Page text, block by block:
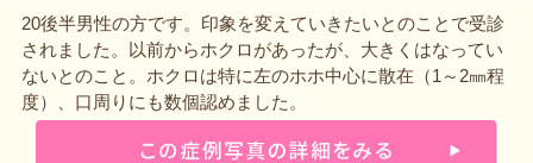
20後半男性の方です。印象を変えていきたいとのことで受診
されました。以前からホクロがあったが、大きくはなってい
ないとのこと。ホクロは特に左のホホ中心に散在（1～2㎜程
度）、口周りにも数個認めました。